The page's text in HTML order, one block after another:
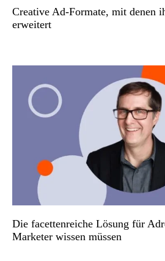
Creative Ad-Formate, mit denen
erweitert
Die facettenreiche Lösung für
Marketer wissen müssen